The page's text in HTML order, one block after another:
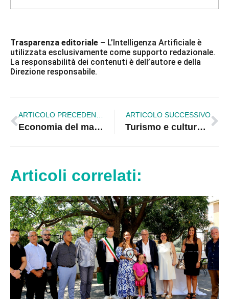
Trasparenza editoriale – L’Intelligenza Artificiale è
utilizzata esclusivamente come supporto redazionale.
La responsabilità dei contenuti è dell’autore e della
Direzione responsabile.
Economia del mare e Autonomia, l’allarme di Greco (IV): «Senza una strategia rischiamo lo spopolamento anche delle coste»
ARTICOLO SUCCESSIVO
Turismo e cultura – Fratelli d’Italia apre il confronto con operatori e cittadini
Articoli correlati: